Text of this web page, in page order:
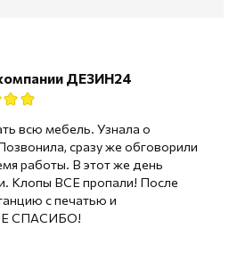
ДЕЗИН24
всю мебель. Узнала о
сразу же обговорили
работы. В этот же день
Клопы ВСЕ пропали! После
с печатью и
СПАСИБО!